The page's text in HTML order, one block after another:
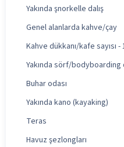
Yakında şnorkelle dalış
Genel alanlarda kahve/çay
Kahve dükkanı/kafe sayısı -
Yakında sörf/bodyboarding
Buhar odası
Yakında kano (kayaking)
Teras
Havuz şezlongları